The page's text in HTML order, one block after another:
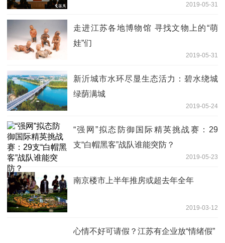
2019-05-31
走进江苏各地博物馆 寻找文物上的“萌
娃”们
2019-05-31
新沂城市水环尽显生态活力：碧水绕城
绿荫满城
2019-05-24
“强网”拟态防御国际精英挑战赛：29
支“白帽黑客”战队谁能突防？
2019-05-23
南京楼市上半年推房或超去年全年
2019-03-12
心情不好可请假？江苏有企业放“情绪假”